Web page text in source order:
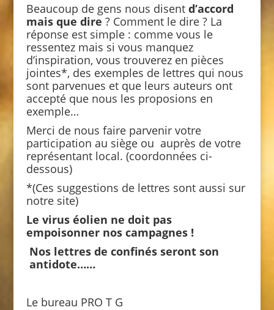
Beaucoup de gens nous disent d’accord
mais que dire ? Comment le dire ? La
réponse est simple : comme vous le
ressentez mais si vous manquez
d’inspiration, vous trouverez en pièces
jointes*, des exemples de lettres qui nous
sont parvenues et que leurs auteurs ont
accepté que nous les proposions en
exemple…
Merci de nous faire parvenir votre
participation au siège ou auprès de votre
représentant local. (coordonnées ci-
dessous)
*(Ces suggestions de lettres sont aussi sur
notre site)
Le virus éolien ne doit pas
empoisonner nos campagnes !
Nos lettres de confinés seront son
antidote……
Le bureau PRO T G